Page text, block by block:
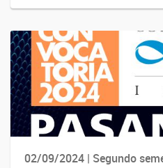
02/09/2024 | Segundo